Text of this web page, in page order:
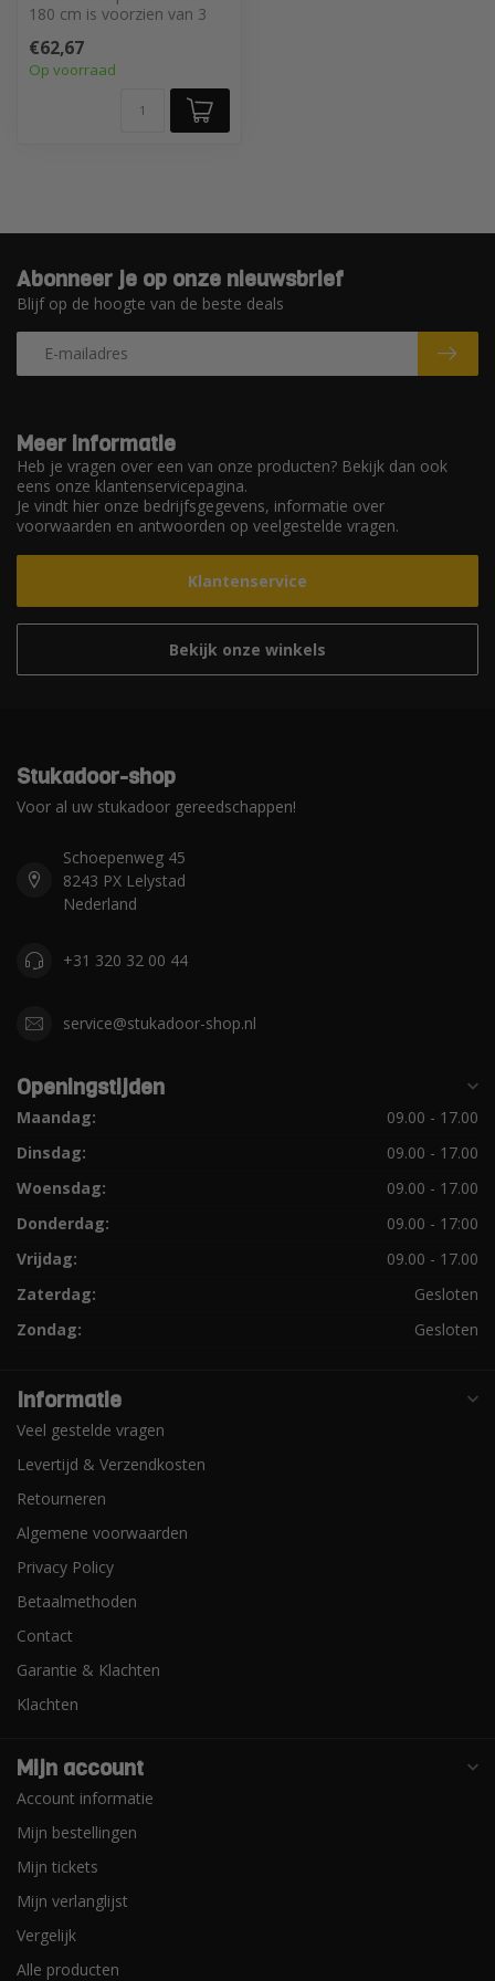
180 cm is voorzien van 3
vo...
€62,67
Op voorraad
Meer informatie
Heb je vragen over een van onze producten? Bekijk dan ook
eens onze klantenservicepagina.
Je vindt hier onze bedrijfsgegevens, informatie over
voorwaarden en antwoorden op veelgestelde vragen.
Klantenservice
Bekijk onze winkels
Abonneer je op onze nieuwsbrief
Blijf op de hoogte van de beste deals
Stukadoor-shop
Voor al uw stukadoor gereedschappen!
Schoepenweg 45
8243 PX Lelystad
Nederland
+31 320 32 00 44
service@stukadoor-shop.nl
Openingstijden
Maandag:
09.00 - 17.00
Dinsdag:
09.00 - 17.00
Woensdag:
09.00 - 17.00
Donderdag:
09.00 - 17:00
Vrijdag:
09.00 - 17.00
Zaterdag:
Gesloten
Zondag:
Gesloten
Informatie
Veel gestelde vragen
Levertijd & Verzendkosten
Retourneren
Algemene voorwaarden
Privacy Policy
Betaalmethoden
Contact
Garantie & Klachten
Klachten
Mijn account
Account informatie
Mijn bestellingen
Mijn tickets
Mijn verlanglijst
Vergelijk
Alle producten